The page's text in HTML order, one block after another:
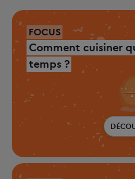
FOCUS
Comment cuisiner
temps ?